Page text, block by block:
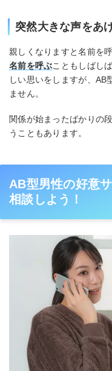
突然大きな声をあ
親しくなりますと名前を
名前を呼ぶこともしばし
しい思いをしますが、AB
ません。
関係が始まったばかりの
うこともあります。
AB型男性の好意
相談しよう！